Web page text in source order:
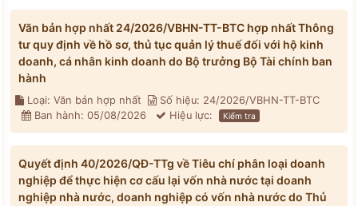
Văn bản hợp nhất 24/2026/VBHN-TT-BTC hợp nhất Thông
tư quy định về hồ sơ, thủ tục quản lý thuế đối với hộ kinh
doanh, cá nhân kinh doanh do Bộ trưởng Bộ Tài chính ban
hành
Loại: Văn bản hợp nhất
Số hiệu: 24/2026/VBHN-TT-BTC
Ban hành: 05/08/2026
Hiệu lực: Kiểm tra
Quyết định 40/2026/QĐ-TTg về Tiêu chí phân loại doanh
nghiệp để thực hiện cơ cấu lại vốn nhà nước tại doanh
nghiệp nhà nước, doanh nghiệp có vốn nhà nước do Thủ